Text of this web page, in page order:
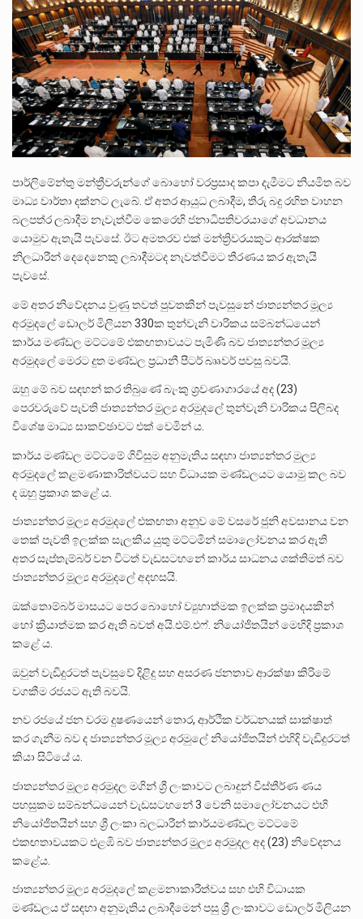
පසුගිය මැයි මස 31 දිනෙන් අවසන් වූ වසර තුළ ලොව පුරා විවිධ තනතුරු නාම වලින්…
මේ, දන්නා හඳුනන ලියන්නකුගේ නන්නාඳුනන අඩවියක සැරිසරා ලද ආස්වාදනීය මොහොතක සිංහාවලෝකනයකි .කෙටි කවියක දිගු බර…
වත්මන් ආණ්ඩුවේ ප්‍රධාන පාර්ශවකරුවා වන ජනතා විමුක්ති පෙරමුණේ කාලයක පටන් තිබුණු ප්‍රධාන සටන් පාඨයක් වූවේ…
පාර්ලිමේන්තු මන්ත්‍රීවරුන්ගේ බොහෝ වරප්‍රසාද කපා දැමීමට නියමිත බව
මාධ්‍ය වාර්තා දක්නට ලැබේ. ඒ අතර ආයුධ ලබාදීම, තීරු බදු රහිත වාහන
බලපත්ර ලබාදීම නැවැත්වීම කෙරෙහි ජනාධිපතිවරයාගේ අවධානය
යොමුව ඇතැයි පැවසේ. ඊට අමතරව එක් මන්ත්‍රිවරයකුට ආරක්ෂක
නිලධාරීන් දෙදෙනෙකු ලබාදීමටද නැවත්වීමට තීරණය කර ඇතැයි
පැවසේ.
මේ අතර නිවේදනය වුණු තවත් පුවතකින් පැවසුනේ ජාත්‍යන්තර මූල්‍ය
අරමුදලේ ඩොලර් මිලියන 330ක තුන්වැනි වාරිකය සම්බන්ධයෙන්
කාර්ය මණ්ඩල මට්ටමේ එකඟතාවයට පැමිණි බව ජාත්‍යන්තර මූල්‍ය
අරමුදලේ මෙරට දුත මණ්ඩල ප්‍රධානී පීටර් බෲවර් පවසු බවයි.
ඔහු මේ බව සඳහන් කර තිබුණේ බැංකු ශ්‍රවණාගාරයේ අද (23)
පෙරවරුවේ පැවති ජාත්‍යන්තර මුල්‍ය අරමුදලේ තුන්වැනි වාරිකය පිලිබද
විශේෂ මාධ්‍ය සාකච්ඡාවට එක් වෙමින් ය.
කාර්ය මණ්ඩල මට්ටමේ ගිවිසුම අනුමැතිය සඳහා ජාත්‍යන්තර මුල්‍ය
අරමුදලේ කළමණාකාරිත්වයට සහ විධායක මණ්ඩලයට යොමු කල බව
ද ඔහු ප්‍රකාශ කළේ ය.
ජාත්‍යන්තර මූල්‍ය අරමුදලේ එකඟතා අනුව මේ වසරේ ජුනි අවසානය වන
තෙක් පැවති ඉලක්ක සැලකිය යුතු මට්ටමින් සමාලෝචනය කර ඇති
අතර සැප්තැම්බර් වන විටත් වැඩසටහනේ කාර්ය සාධනය ශක්තිමත් බව
ජාත්‍යන්තර මූල්‍ය අරමුදලේ අදහසයි.
ඔක්තොම්බර් මාසයට පෙර බොහෝ ව්‍යුහාත්මක ඉලක්ක ප්‍රමාදයකින්
හෝ ක්‍රියාත්මක කර ඇති බවත් අයි.එම්.එෆ්. නියෝජිතයින් මෙහිදි ප්‍රකාශ
කළේ ය.
ඔවුන් වැඩිදුරටත් පැවසුවේ දිළිදු සහ අසරණ ජනතාව ආරක්ෂා කිරිමේ
වගකීම රජයට ඇති බවයි.
නව රජයේ ජන වරම දුෂණයෙන් තොර, ආර්ථික වර්ධනයක් සාක්ෂාත්
කර ගැනීම බව ද ජාත්‍යන්තර මූල්‍ය අරමුලේ නියෝජිතයින් එහිදි වැඩිදුරටත්
කියා සිටියේ ය.
ජාත්‍යන්තර මූල්‍ය අරමුදල මගින් ශ්‍රී ලංකාවට ලබාදුන් විස්තීර්ණ ණය
පහසුකම සම්බන්ධයෙන් වැඩසටහනේ 3 වෙනි සමාලෝචනයට එහි
නියෝජිතයින් සහ ශ්‍රී ලංකා බලධාරීන් කාර්යමණ්ඩල මට්ටමේ
එකඟතාවයකට එළඹි බව ජාත්‍යන්තර මූල්‍ය අරමුදල අද (23) නිවේදනය
කළේය.
ජාත්‍යන්තර මූල්‍ය අරමුදලේ කළමනාකාරීත්වය සහ එහි විධායක
මණ්ඩලය ඒ සඳහා අනුමැතිය ලබාදීමෙන් පසු ශ්‍රී ලංකාවට ඩොලර් මිලියන